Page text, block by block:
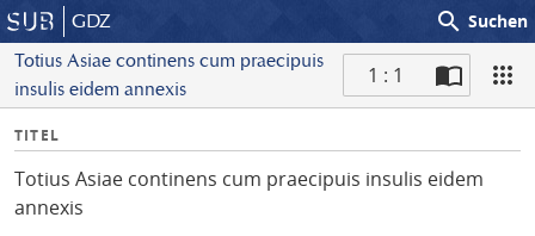
GDZ search Suchen
Totius Asiae continens cum praecipuis
insulis eidem annexis
1 : 1
I
f
o
TITEL
Totius Asiae continens cum praecipuis insulis eidem
annexis